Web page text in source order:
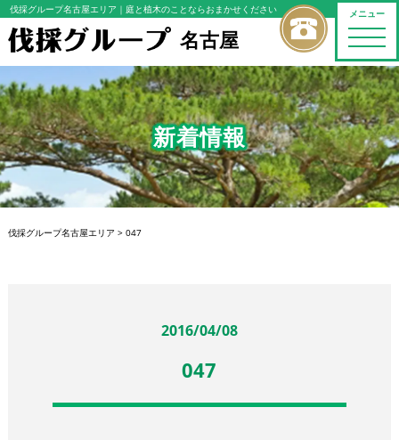
メニュー
toggle
伐採グループ名古屋エリア ｜庭と植木のことならおまかせください
名古屋
新着情報
伐採グループ名古屋エリア > 047
2016/04/08
047